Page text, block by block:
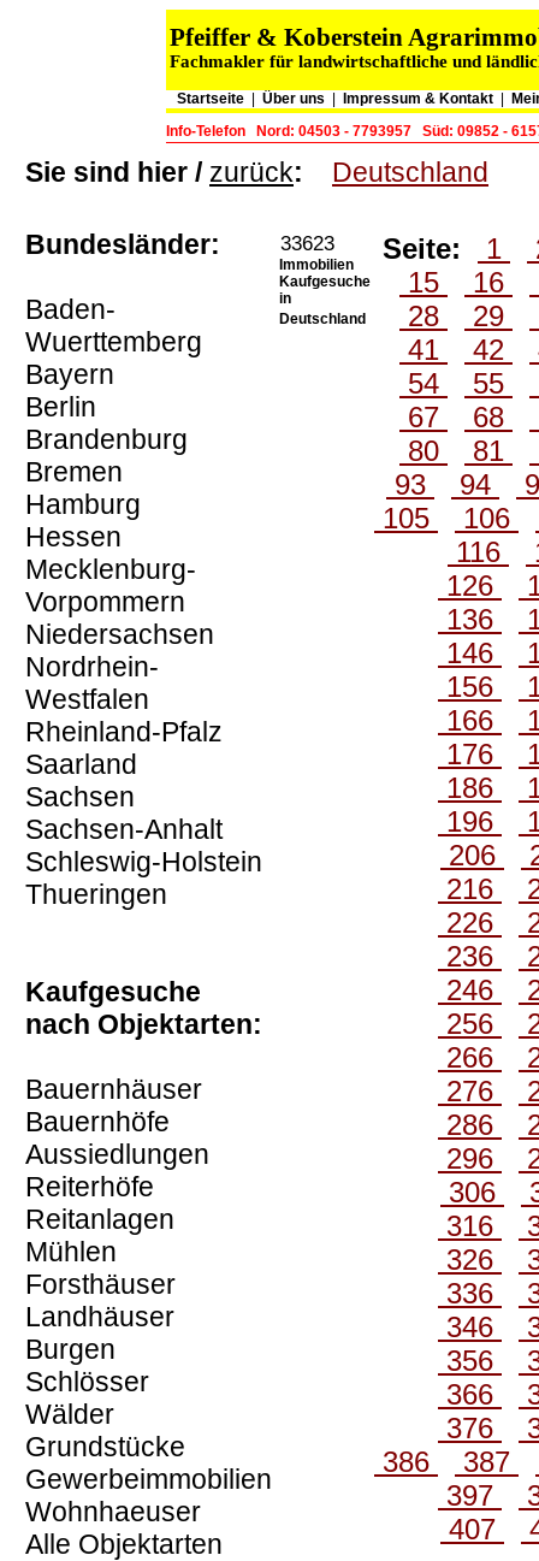
Pfeiffer & Koberstein
Fachmakler für landwirtschaftliche und
Startseite Über uns Impressum & Kontakt
Info-Telefon
Nord: 04503 - 7793957 Süd: 09852 -
Sie sind hier / zurück: Deutschland
Bundesländer:
Baden-
Wuerttemberg
Bayern
Berlin
Brandenburg
Bremen
Hamburg
Hessen
Mecklenburg-
Vorpommern
Niedersachsen
Nordrhein-
Westfalen
Rheinland-Pfalz
Saarland
Sachsen
Sachsen-Anhalt
Schleswig-Holstein
Thueringen
Kaufgesuche
nach Objektarten:
Bauernhäuser
Bauernhöfe
Aussiedlungen
Reiterhöfe
Reitanlagen
Mühlen
Forsthäuser
Landhäuser
Burgen
Schlösser
Wälder
Grundstücke
Gewerbeimmobilien
Wohnhaeuser
Alle Objektarten
33623
Immobilien
Kaufgesuche
in
Deutschland
Seite: 1
15
16
28
29
41
42
54
55
67
68
80
81
93
94
105
106
116
126
136
146
156
166
176
186
196
206
216
226
236
246
256
266
276
286
296
306
316
326
336
346
356
366
376
386
387
397
407